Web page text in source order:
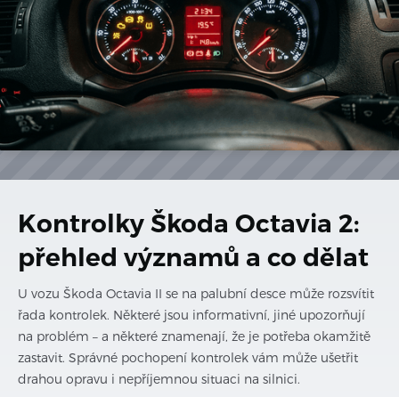
Kontrolky Škoda Octavia 2:
přehled významů a co dělat
U vozu Škoda Octavia II se na palubní desce může rozsvítit
řada kontrolek. Některé jsou informativní, jiné upozorňují
na problém – a některé znamenají, že je potřeba okamžitě
zastavit. Správné pochopení kontrolek vám může ušetřit
drahou opravu i nepříjemnou situaci na silnici.